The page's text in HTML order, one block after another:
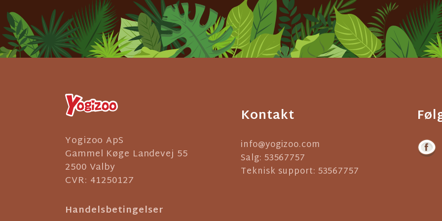
Yogizoo ApS
Gammel Køge Landevej 55
2500 Valby
CVR: 41250127
Handelsbetingelser
Kontakt
info@yogizoo.com
Salg: 53567757
Teknisk support: 53567757